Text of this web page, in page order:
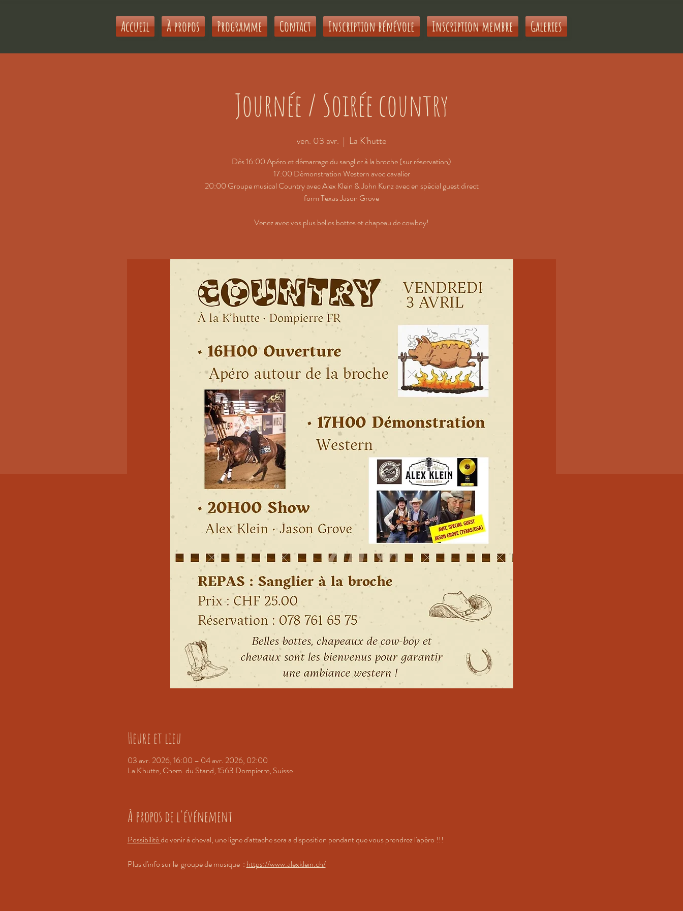
Accueil À propos Programme Contact Inscription bénévole Inscription membre Galeries
Journée / Soirée country
ven. 03 avr.
  |
La K'hutte
Dès 16:00 Apéro et démarrage du sanglier à la broche (sur réservation)
17:00 Démonstration Western avec cavalier
20:00 Groupe musical Country avec Alex Klein & John Kunz avec en spécial guest direct
form Texas Jason Grove
Venez avec vos plus belles bottes et chapeau de cowboy!
Heure et lieu
03 avr. 2026, 16:00 – 04 avr. 2026, 02:00
La K'hutte, Chem. du Stand, 1563 Dompierre, Suisse
À propos de l'événement
Possibilité de venir à cheval, une ligne d'attache sera a disposition pendant que vous prendrez l'apéro !!!
Plus d'info sur le  groupe de musique  : https://www.alexklein.ch/